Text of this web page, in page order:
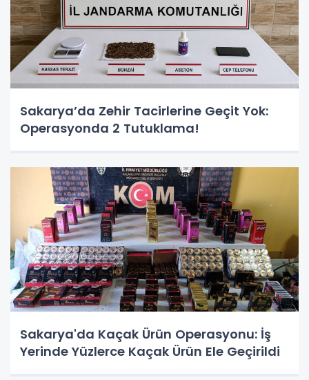
Sakarya’da Zehir Tacirlerine Geçit Yok:
Operasyonda 2 Tutuklama!
Sakarya'da Kaçak Ürün Operasyonu: İş
Yerinde Yüzlerce Kaçak Ürün Ele Geçirildi